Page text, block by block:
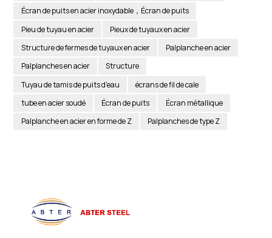
Écran de puits en acier inoxydable，Écran de puits
Pieu de tuyau en acier
Pieux de tuyaux en acier
Structure de fermes de tuyaux en acier
Palplanche en acier
Palplanches en acier
Structure
Tuyau de tamis de puits d'eau
écrans de fil de cale
tube en acier soudé
Écran de puits
Écran métallique
Palplanche en acier en forme de Z
Palplanches de type Z